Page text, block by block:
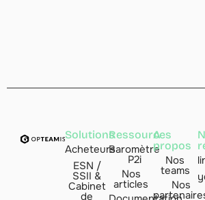
Solutions
Acheteurs
ESN /
SSII &
Cabinet
de
Ressources
Baromètre
P2i
Nos
articles
A
propos
Nos
teams
Nos